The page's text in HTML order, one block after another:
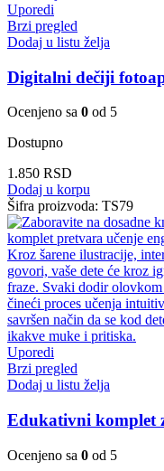
Uporedi
Brzi pregled
Dodaj u listu želja
Digitalni dečiji
Ocenjeno sa 0 od 5
Dostupno
1.850 RSD
Dodaj u korpu
Šifra proizvoda: TS79
Uporedi
Brzi pregled
Dodaj u listu želja
Edukativni komplet
Ocenjeno sa 0 od 5